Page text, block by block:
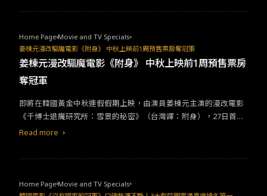
笑藝人空氣階梯的廣播節目）...（略）可以隨性的發揮...真的很有
趣。」看完最後一集，讓我想要打開廣播電台收聽，真的是很少見
的電視 劇。非常有趣！（翻攝自 Filmmarks）《電波心聲》尚未有
在台灣上映的計畫。居住在北海道 6 年的筆者，私心希望台灣傳統
電視台能引進這部片，讓台灣觀眾再次思考廣播的美好。
卻也同時也造成 Idol 的身心困擾。本作第 6 集便從
了 Youtube 和 Twitter 等自媒體如何強化網路負面攻擊的力道，進
一步將 Idol 推上自絕之路。由於《我推的孩子》黑暗的故事情節，
花的遭遇高度相似，推出後引來了木村花母親的關切，指稱：
「（略）...劇情描述的戀愛實境節目形式和問題，以及劇組遭遇的
種種，擅自取用了我們先前對媒體陳述的採訪內容。這不是誰先誰
子》部分粉絲的擁護，以非理性的文字進行攻擊，短時間成為熱門
Netflix 平台搜尋觀賞。
級的陣容組合，播出前演員陣容就受到大注目！ 根據韓媒報導，作
者金順玉作家的作品特色就是「麻辣味的故事主軸」與快節奏的展
開。而《7人的逃脫》15日首播第一集，各種毀三觀的故事內容就
讓觀眾紛紛直喊：「順玉女王回來了！」，而收視率6.0%也創下同
時段韓國收視冠軍。&nbsp;黃正音產後首次復出銀幕新作，就挑戰
反派角色。（圖／SBS）
Home Page Movie and TV Specials
姜棟元漫改驅魔電影《附身》 中秋上映前1周預售票房奪冠軍
姜棟元漫改驅魔電影《附身》 中秋上映前1周預售票房
奪冠軍
即將在韓國黃金中秋連假假期上映，由演員姜棟元主演的漫改電影
《千博士退魔研究所：雪景的秘密》（台灣譯：附身），27日首映
日前一周，根據韓國電影振興委員會票房系統，於9月20日票房統
譯：附身）劇情講述一位自稱「千博士」（姜棟元 飾）的驅魔師，
Read more
Home Page Movie and TV Specials